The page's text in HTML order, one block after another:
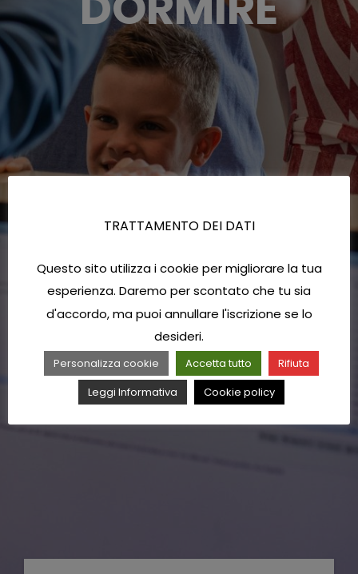
TRATTAMENTO DEI DATI
Questo sito utilizza i cookie per migliorare la tua
esperienza. Daremo per scontato che tu sia
d'accordo, ma puoi annullare l'iscrizione se lo
desideri.
Personalizza cookie Accetta tutto
Rifiuta
Leggi Informativa
Cookie policy